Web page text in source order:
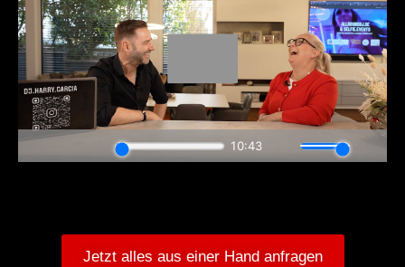
Jetzt alles aus einer Hand anfragen